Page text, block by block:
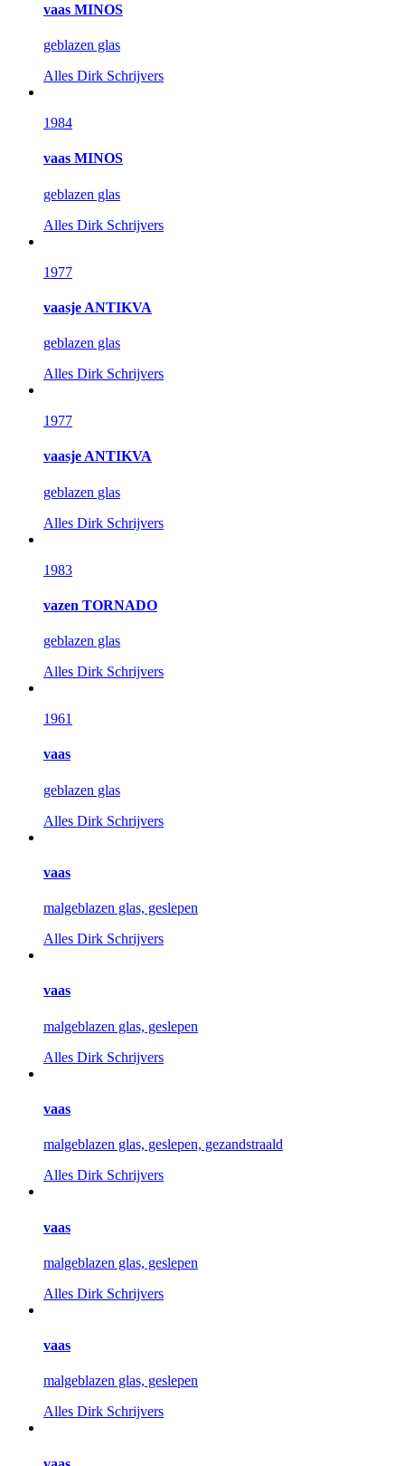
vaas MINOS
geblazen glas
Alles Dirk Schrijvers
1984
vaas MINOS
geblazen glas
Alles Dirk Schrijvers
1977
vaasje ANTIKVA
geblazen glas
Alles Dirk Schrijvers
1977
vaasje ANTIKVA
geblazen glas
Alles Dirk Schrijvers
1983
vazen TORNADO
geblazen glas
Alles Dirk Schrijvers
1961
vaas
geblazen glas
Alles Dirk Schrijvers
vaas
malgeblazen glas, geslepen
Alles Dirk Schrijvers
vaas
malgeblazen glas, geslepen
Alles Dirk Schrijvers
vaas
malgeblazen glas, geslepen, gezandstraald
Alles Dirk Schrijvers
vaas
malgeblazen glas, geslepen
Alles Dirk Schrijvers
vaas
malgeblazen glas, geslepen
Alles Dirk Schrijvers